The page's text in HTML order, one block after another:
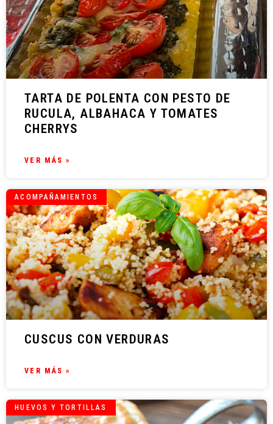
TARTA DE POLENTA CON PESTO DE
RUCULA, ALBAHACA Y TOMATES
CHERRYS
VER MÁS »
ACOMPAÑAMIENTOS
CUSCUS CON VERDURAS
VER MÁS »
HUEVOS Y TORTILLAS